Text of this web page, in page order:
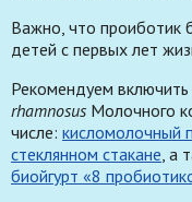
Важно, что проиботик
детей с первых лет
Рекомендуем
rhamnosus Молочного
числе: кисломолочный
стеклянном стакане , а
биойгурт «8